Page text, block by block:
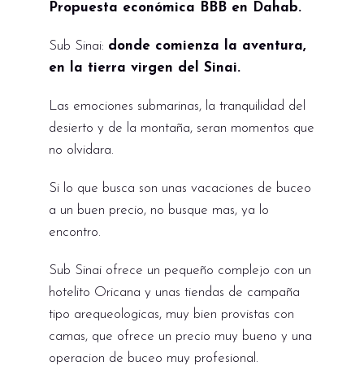
Propuesta económica BBB en Dahab.
Sub Sinai: donde comienza la aventura,
en la tierra virgen del Sinai.
Las emociones submarinas, la tranquilidad del
desierto y de la montaña, seran momentos que
no olvidara.
Si lo que busca son unas vacaciones de buceo
a un buen precio, no busque mas, ya lo
encontro.
Sub Sinai ofrece un pequeño complejo con un
hotelito Oricana y unas tiendas de campaña
tipo arequeologicas, muy bien provistas con
camas, que ofrece un precio muy bueno y una
operacion de buceo muy profesional.